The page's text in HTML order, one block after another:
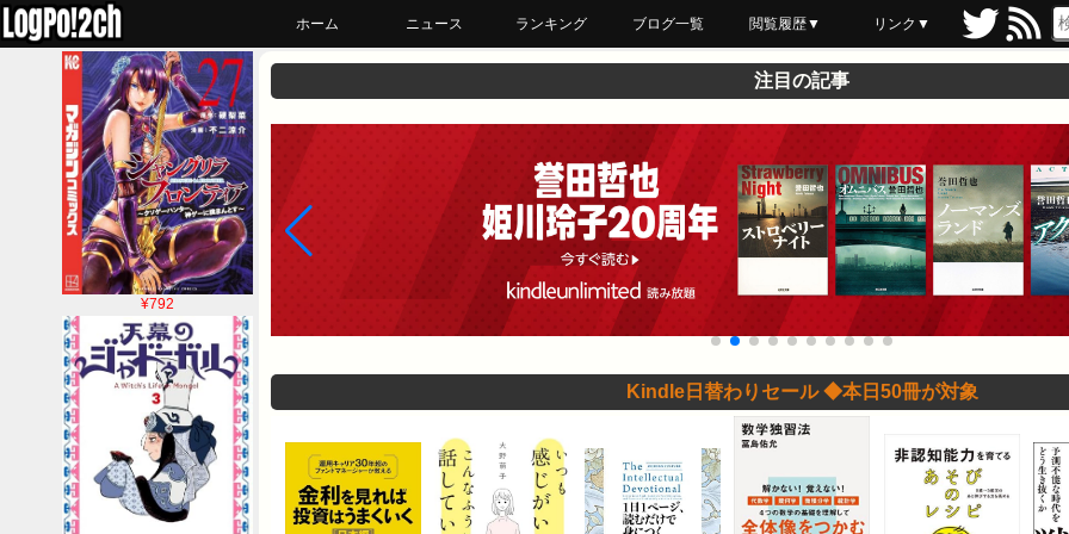
ホーム ニュース ランキング ブログ一覧 閲覧履歴▼
最近読んだ
あとで読む
ブックマーク
リンク▼
¥792
注目の記事
Kindle日替わりセール ◆本日50冊が対象